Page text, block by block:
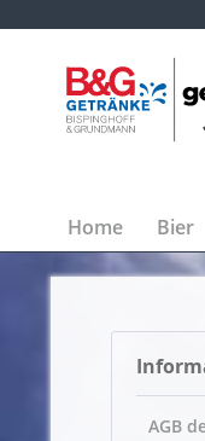
Home Bier
AGB